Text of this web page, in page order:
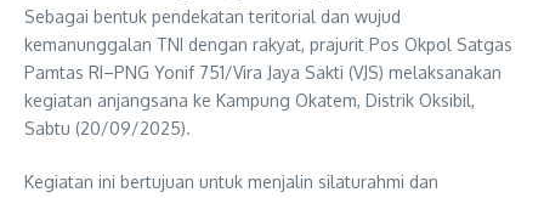
Sebagai bentuk pendekatan teritorial dan wujud
kemanunggalan TNI dengan rakyat, prajurit Pos Okpol Satgas
Pamtas RI–PNG Yonif 751/Vira Jaya Sakti (VJS) melaksanakan
kegiatan anjangsana ke Kampung Okatem, Distrik Oksibil,
Sabtu (20/09/2025).
Kegiatan ini bertujuan untuk menjalin silaturahmi dan